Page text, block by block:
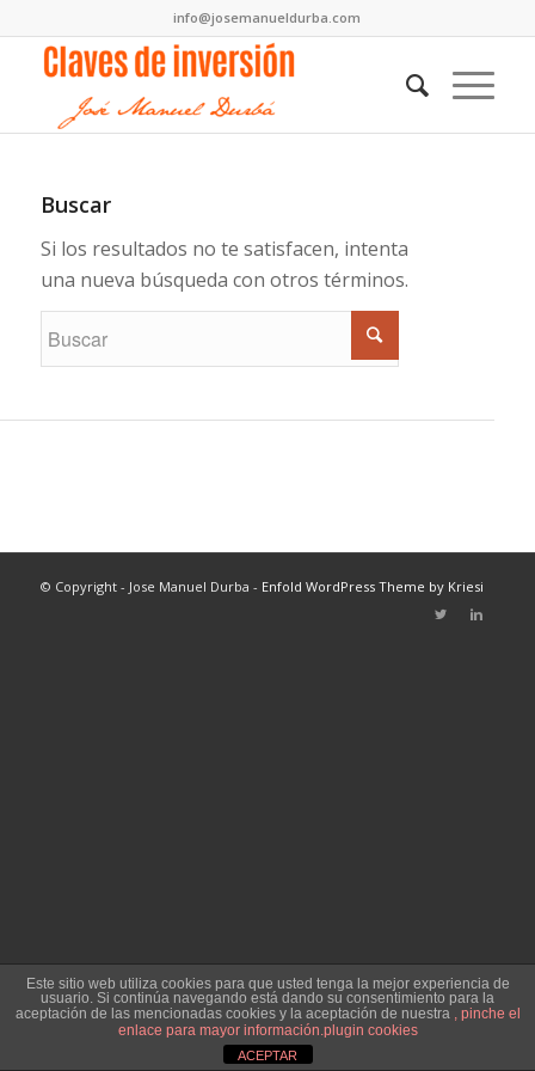
info@josemanueldurba.com
Buscar
Si los resultados no te satisfacen, intenta
una nueva búsqueda con otros términos.
© Copyright - Jose Manuel Durba - Enfold WordPress Theme by Kriesi
Este sitio web utiliza cookies para que usted tenga la mejor experiencia de
usuario. Si continúa navegando está dando su consentimiento para la
aceptación de las mencionadas cookies y la aceptación de nuestra , pinche el
enlace para mayor información.plugin cookies
ACEPTAR